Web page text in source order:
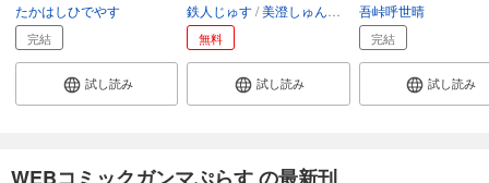
たかはしひでやす
完結
試し読み
鉄人じゅす 美澄しゅんう 佐糖アメ
無料
試し読み
吾峠呼世晴
完結
試し読み
WEBコミックガンマぷらす の最新刊